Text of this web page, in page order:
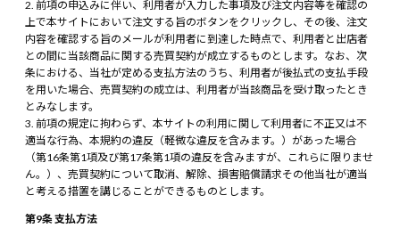
前項の申込みに伴い、利用者が入力した事項及び注文内容等を確認の
上で本サイトにおいて注文する旨のボタンをクリックし、その後、注文
内容を確認する旨のメールが利用者に到達した時点で、利用者と出店者
との間に当該商品に関する売買契約が成立するものとします。なお、次
条における、当社が定める支払方法のうち、利用者が後払式の支払手段
を用いた場合、売買契約の成立は、利用者が当該商品を受け取ったとき
とみなします。
前項の規定に拘わらず、本サイトの利用に関して利用者に不正又は不
適当な行為、本規約の違反（軽微な違反を含みます。）があった場合
（第16条第1項及び第17条第1項の違反を含みますが、これらに限りませ
ん。）、売買契約について取消、解除、損害賠償請求その他当社が適当
と考える措置を講じることができるものとします。
第9条 支払方法